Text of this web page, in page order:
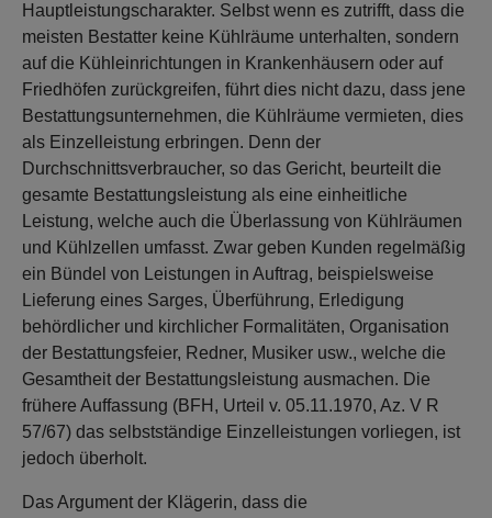
Hauptleistungscharakter. Selbst wenn es zutrifft, dass die
meisten Bestatter keine Kühlräume unterhalten, sondern
auf die Kühleinrichtungen in Krankenhäusern oder auf
Friedhöfen zurückgreifen, führt dies nicht dazu, dass jene
Bestattungsunternehmen, die Kühlräume vermieten, dies
als Einzelleistung erbringen. Denn der
Durchschnittsverbraucher, so das Gericht, beurteilt die
gesamte Bestattungsleistung als eine einheitliche
Leistung, welche auch die Überlassung von Kühlräumen
und Kühlzellen umfasst. Zwar geben Kunden regelmäßig
ein Bündel von Leistungen in Auftrag, beispielsweise
Lieferung eines Sarges, Überführung, Erledigung
behördlicher und kirchlicher Formalitäten, Organisation
der Bestattungsfeier, Redner, Musiker usw., welche die
Gesamtheit der Bestattungsleistung ausmachen. Die
frühere Auffassung (BFH, Urteil v. 05.11.1970, Az. V R
57/67) das selbstständige Einzelleistungen vorliegen, ist
jedoch überholt.
Das Argument der Klägerin, dass die